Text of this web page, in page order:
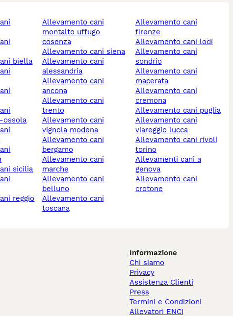
biella
ossola
sicilia
allevamento cani
montalto uffugo
cosenza
allevamento cani siena
allevamento cani
alessandria
allevamento cani
ancona
allevamento cani
trento
allevamento cani
vignola modena
allevamento cani
bergamo
allevamento cani
marche
allevamento cani
belluno
allevamento cani
toscana
allevamento cani
firenze
allevamento cani lodi
allevamento cani
sondrio
allevamento cani
macerata
allevamento cani
cremona
allevamento cani puglia
allevamento cani
viareggio lucca
allevamento cani rivoli
torino
allevamenti cani a
genova
allevamento cani
crotone
Informazione
Chi siamo
Privacy
Assistenza Clienti
Press
Termini e Condizioni
Allevatori ENCI